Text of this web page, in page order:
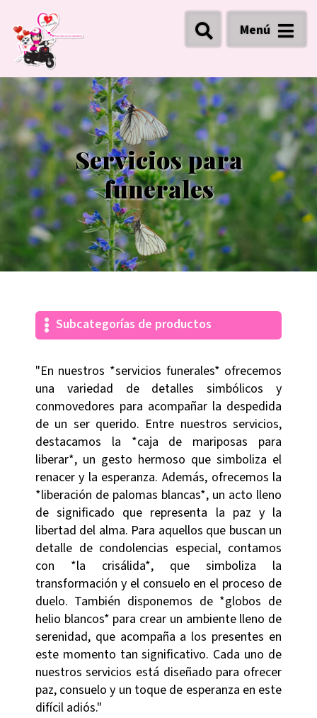
Menú
Servicios para
funerales
Subcategorías de productos
"En nuestros *servicios funerales* ofrecemos
una variedad de detalles simbólicos y
conmovedores para acompañar la despedida
de un ser querido. Entre nuestros servicios,
destacamos la *caja de mariposas para
liberar*, un gesto hermoso que simboliza el
renacer y la esperanza. Además, ofrecemos la
*liberación de palomas blancas*, un acto lleno
de significado que representa la paz y la
libertad del alma. Para aquellos que buscan un
detalle de condolencias especial, contamos
con *la crisálida*, que simboliza la
transformación y el consuelo en el proceso de
duelo. También disponemos de *globos de
helio blancos* para crear un ambiente lleno de
serenidad, que acompaña a los presentes en
este momento tan significativo. Cada uno de
nuestros servicios está diseñado para ofrecer
paz, consuelo y un toque de esperanza en este
difícil adiós."